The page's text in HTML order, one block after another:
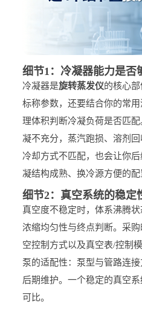
细节1：冷凝器能力是否
冷凝器是旋转蒸发仪的核心
标称参数，还要结合你的常
理体积判断冷凝负荷是否匹
凝不充分，蒸汽跑损、溶剂
冷却方式不匹配，也会让你
凝结构成熟、换冷源方便的配
细节2：真空系统的稳定
真空度不稳定时，体系沸腾
浓缩均匀性与终点判断。采
空控制方式以及真空表/控制
泵的适配性：泵型与管路连
后期维护。一个稳定的真空
可比。